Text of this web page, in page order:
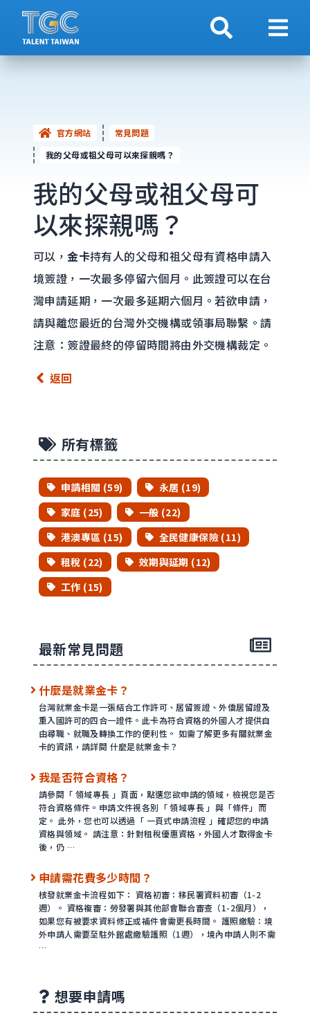
搜索 顯示
官方網站
常見問題
我的父母或祖父母可以來探親嗎？
我的父母或祖父母可
以來探親嗎？
可以，金卡持有人的父母和祖父母有資格申請入
境簽證，一次最多停留六個月。此簽證可以在台
灣申請延期，一次最多延期六個月。若欲申請，
請與離您最近的台灣外交機構或領事局聯繫。請
注意：簽證最終的停留時間將由外交機構裁定。
返回
所有標籤
申請相關 (59)
永居 (19)
家庭 (25)
一般 (22)
港澳專區 (15)
全民健康保險 (11)
租稅 (22)
效期與延期 (12)
工作 (15)
最新常見問題
什麼是就業金卡？
台灣就業金卡是一張結合工作許可、居留簽證、外僑居留證及
重入國許可的四合一證件。此卡為符合資格的外國人才提供自
由尋職、就職及轉換工作的便利性。 如需了解更多有關就業金
卡的資訊，請詳閱 什麼是就業金卡？
我是否符合資格？
請參閱「 領域專長 」頁面，點選您欲申請的領域，檢視您是否
符合資格條件。申請文件視各別「 領域專長 」與「條件」而
定。 此外，您也可以透過「 一頁式申請流程 」確認您的申請
資格與領域。 請注意：針對租稅優惠資格，外國人才取得金卡
後，仍 …
申請需花費多少時間？
核發就業金卡流程如下： 資格初審：移民署資料初審（1-2
週）。 資格複審：勞發署與其他部會聯合審查（1-2個月），
如果您有被要求資料修正或補件會需更長時間。 護照繳驗：境
外申請人需要至駐外館處繳驗護照（1週），境內申請人則不需
…
想要申請嗎